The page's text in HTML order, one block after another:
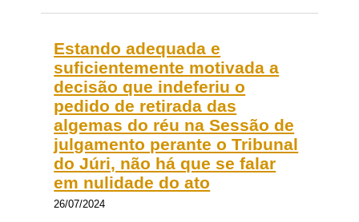
Estando adequada e
suficientemente motivada a
decisão que indeferiu o
pedido de retirada das
algemas do réu na Sessão de
julgamento perante o Tribunal
do Júri, não há que se falar
em nulidade do ato
26/07/2024